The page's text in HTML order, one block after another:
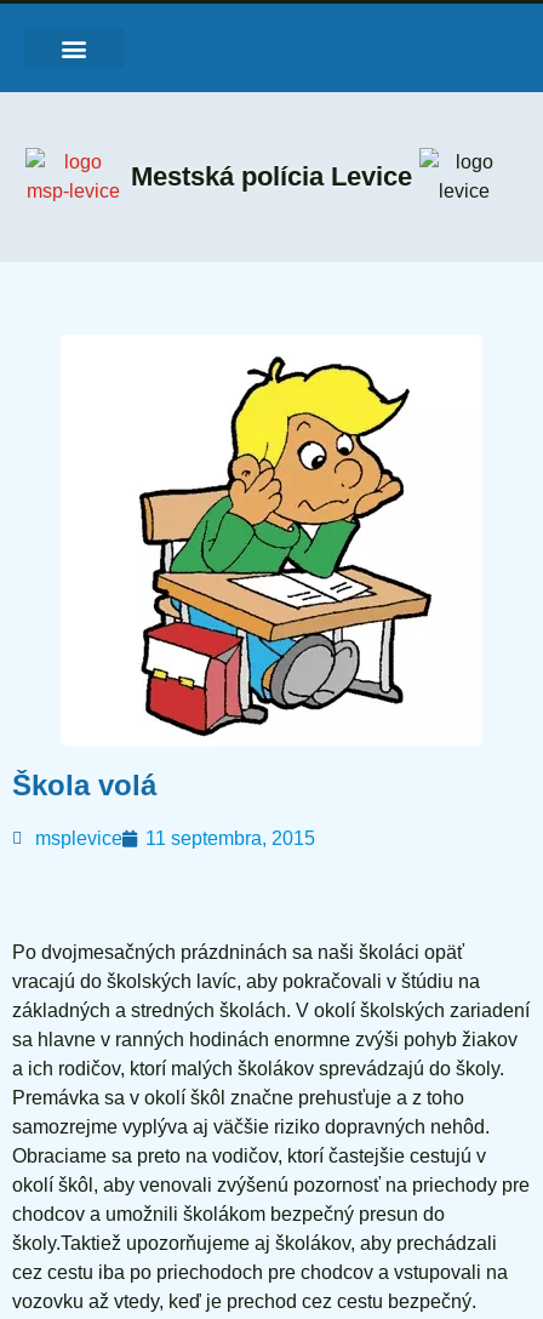
Mestská polícia Levice
Škola volá
msplevice 11 septembra, 2015
Po dvojmesačných prázdninách sa naši školáci opäť
vracajú do školských lavíc, aby pokračovali v štúdiu na
základných a stredných školách. V okolí školských zariadení
sa hlavne v ranných hodinách enormne zvýši pohyb žiakov
a ich rodičov, ktorí malých školákov sprevádzajú do školy.
Premávka sa v okolí škôl značne prehusťuje a z toho
samozrejme vyplýva aj väčšie riziko dopravných nehôd.
Obraciame sa preto na vodičov, ktorí častejšie cestujú v
okolí škôl, aby venovali zvýšenú pozornosť na priechody pre
chodcov a umožnili školákom bezpečný presun do
školy.Taktiež upozorňujeme aj školákov, aby prechádzali
cez cestu iba po priechodoch pre chodcov a vstupovali na
vozovku až vtedy, keď je prechod cez cestu bezpečný.